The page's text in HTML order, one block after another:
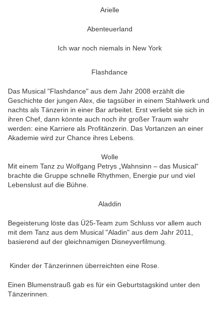
Arielle
Abenteuerland
Ich war noch niemals in New York
Flashdance
Das Musical "Flashdance" aus dem Jahr 2008 erzählt die
Geschichte der jungen Alex, die tagsüber in einem Stahlwerk und
nachts als Tänzerin in einer Bar arbeitet. Erst verliebt sie sich in
ihren Chef, dann könnte auch noch ihr großer Traum wahr
werden: eine Karriere als Profitänzerin. Das Vortanzen an einer
Akademie wird zur Chance ihres Lebens.
Wolle
Mit einem Tanz zu Wolfgang Petrys „Wahnsinn – das Musical“
brachte die Gruppe schnelle Rhythmen, Energie pur und viel
Lebenslust auf die Bühne.
Aladdin
Begeisterung löste das Ü25-Team zum Schluss vor allem auch
mit dem Tanz aus dem Musical "Aladin" aus dem Jahr 2011,
basierend auf der gleichnamigen Disneyverfilmung.
Kinder der Tänzerinnen überreichten eine Rose.
Einen Blumenstrauß gab es für ein Geburtstagskind unter den
Tänzerinnen.